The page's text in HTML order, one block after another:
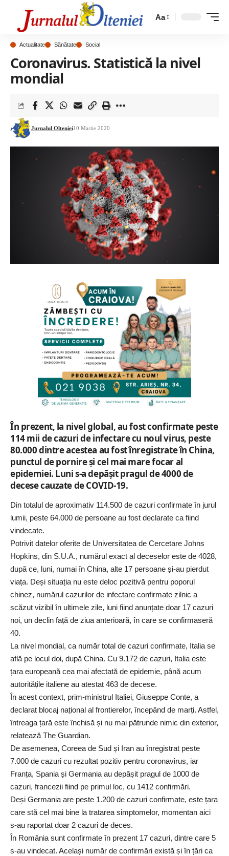
Aa
Actualitate Sănătate Social
Coronavirus. Statistică la nivel
mondial
Jurnalul Olteniei10 Martie 2020
În prezent, la nivel global, au fost confirmate peste
114 mii de cazuri de infectare cu noul virus, peste
80.000 dintre acestea au fost înregistrate în China,
punctul de pornire și cel mai mare focar al
epidemiei. Luni s-a depășit pragul de 4000 de
decese cauzate de COVID-19.
Din totalul de aproximativ 114.500 de cazuri confirmate în jurul
lumii, peste 64.000 de persoane au fost declarate ca fiind
vindecate.
Potrivit datelor oferite de Universitatea de Cercetare Johns
Hopkins, din S.U.A., numărul exact al deceselor este de 4028,
după ce, luni, numai în China, alte 17 persoane și-au pierdut
viața. Deși situația nu este deloc pozitivă pentru poporul
chinez, numărul cazurilor de infectare confirmate zilnic a
scăzut vizibil în ultimele zile, luni fiind anunțate doar 17 cazuri
noi, un declin față de ziua anterioară, în care se confirmaseră
40.
La nivel mondial, ca număr total de cazuri confirmate, Italia se
află pe locul doi, după China. Cu 9.172 de cazuri, Italia este
țara europeană cea mai afectată de epidemie, până acum
autoritățile italiene au atestat 463 de decese.
În acest context, prim-ministrul Italiei, Giuseppe Conte, a
declarat blocaj național al frontierelor, începând de marți. Astfel,
întreaga țară este închisă și nu mai pătrunde nimic din exterior,
relatează The Guardian.
De asemenea, Coreea de Sud și Iran au înregistrat peste
7.000 de cazuri cu rezultat pozitiv pentru coronavirus, iar
Franța, Spania și Germania au depășit pragul de 1000 de
cazuri, francezii fiind pe primul loc, cu 1412 confirmări.
Deși Germania are peste 1.200 de cazuri confirmate, este țara
care stă cel mai bine la tratarea simptomelor, momentan aici
s-au raportat doar 2 cazuri de deces.
În România sunt confirmate în prezent 17 cazuri, dintre care 5
s-au vindecat. Același număr de confirmări există și în țări ca